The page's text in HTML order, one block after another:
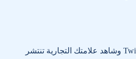
استثمر في تسويق Twitter وشاهد علامتك التجارية تنتشر